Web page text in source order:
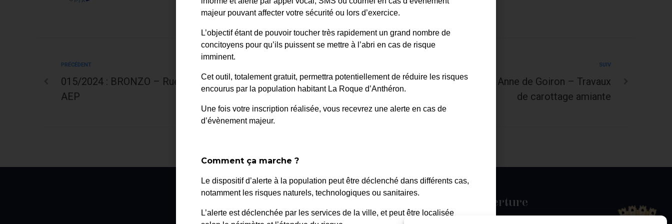
PRÉCÉDENT
015/2024 : BRONZO – Rue de la Liberté – Travaux réseau
AEP
SUIV
018/2024 : TECHNISIGN – Av Ste Anne de Goiron – Travaux
de carottage amiante
2 avenue de l’Europe Unie,
Horaires d'ouverture
Du lundi au jeudi :
majeur pouvant affecter votre sécurité ou lors d’exercice.
L’objectif étant de pouvoir toucher très rapidement un grand nombre de
concitoyens pour qu’ils puissent se mettre à l’abri en cas de risque
imminent.
Cet outil, totalement gratuit, permettra potentiellement de réduire les risques
encourus par la population habitant La Roque d’Anthéron.
Une fois votre inscription réalisée, vous recevrez une alerte en cas de
d’évènement majeur.
Comment ça marche ?
Le dispositif d’alerte à la population peut être déclenché dans différents cas,
notamment les risques naturels, technologiques ou sanitaires.
L’alerte est déclenchée par les services de la ville, et peut être localisée